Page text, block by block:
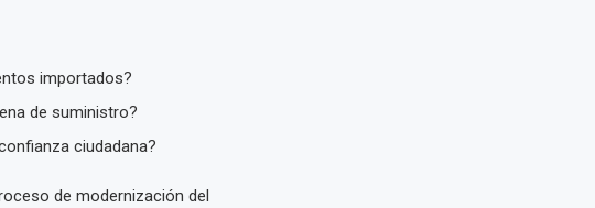
importados?
de suministro?
ciudadana?
de modernización del